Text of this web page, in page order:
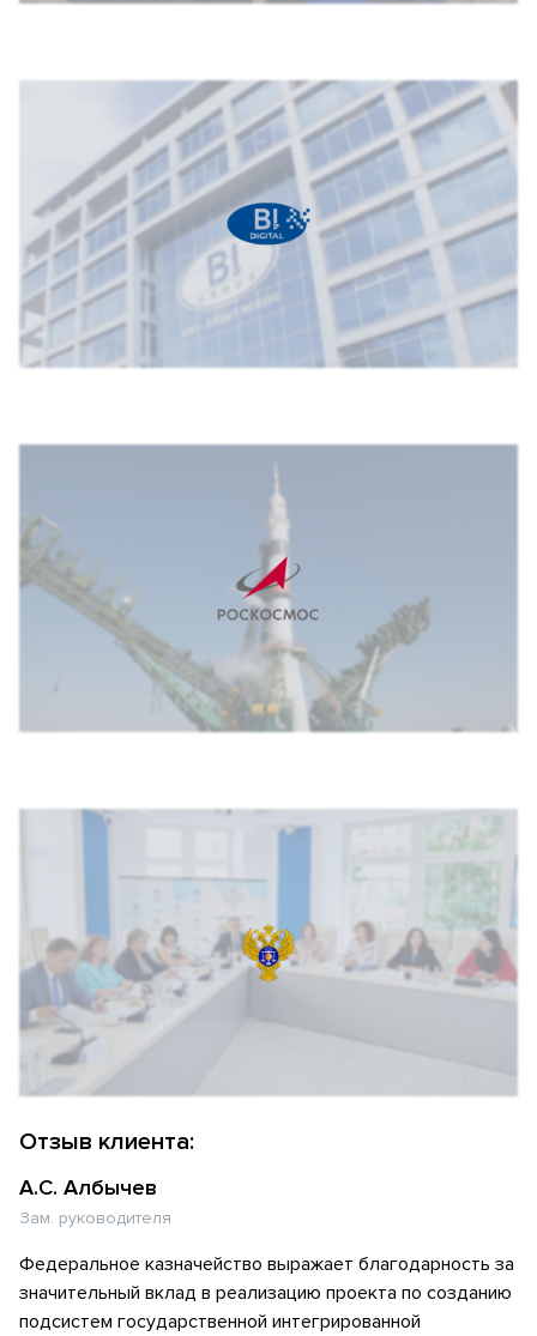
Отзыв клиента:
А.С. Албычев
Зам. руководителя
Федеральное казначейство выражает благодарность за
значительный вклад в реализацию проекта по созданию
подсистем государственной интегрированной